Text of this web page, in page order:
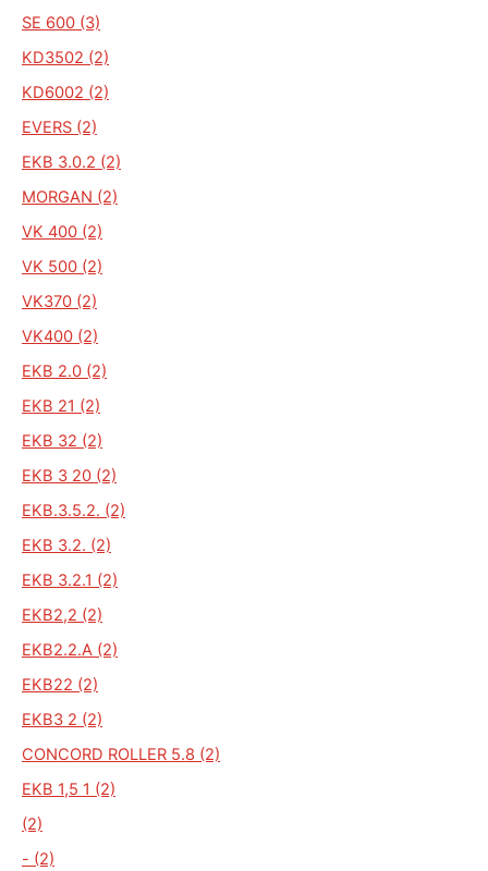
SE 600 (3)
KD3502 (2)
KD6002 (2)
EVERS (2)
EKB 3.0.2 (2)
MORGAN (2)
VK 400 (2)
VK 500 (2)
VK370 (2)
VK400 (2)
EKB 2.0 (2)
EKB 21 (2)
EKB 32 (2)
EKB 3 20 (2)
EKB.3.5.2. (2)
EKB 3.2. (2)
EKB 3.2.1 (2)
EKB2,2 (2)
EKB2.2.A (2)
EKB22 (2)
EKB3 2 (2)
CONCORD ROLLER 5.8 (2)
EKB 1,5 1 (2)
(2)
- (2)